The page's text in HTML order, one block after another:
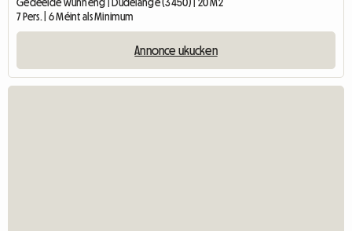
Gedeelde wunneng | Dudelange (3450) | 20 M2
7 Pers. | 6 Méint als Minimum
Annonce ukucken